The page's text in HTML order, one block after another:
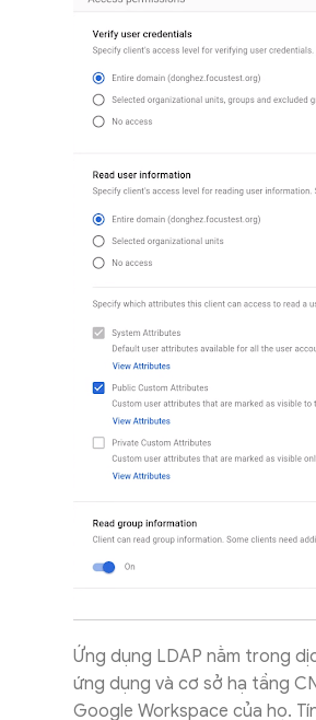
Ứng dụng LDAP nằm trong
ứng dụng và cơ sở hạ tầng
Google Workspace của họ.